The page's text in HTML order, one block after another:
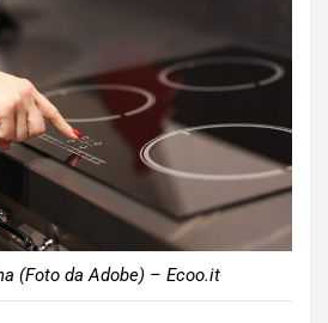
(Foto da Adobe) – Ecoo.it